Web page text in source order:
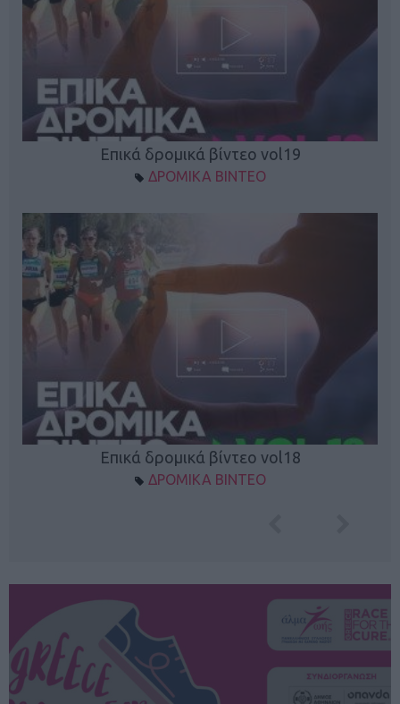
Επικά δρομικά βίντεο vol19
ΔΡΟΜΙΚΑ ΒΙΝΤΕΟ
Επικά δρομικά βίντεο vol18
ΔΡΟΜΙΚΑ ΒΙΝΤΕΟ